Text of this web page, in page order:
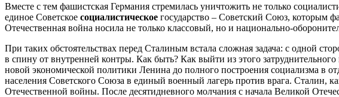
Вместе с тем фашистская Германия стремилась уничтожить не только
единое Советское социалистическое государство – Советский Союз, которым
Отечественная война носила не только классовый, но и национально-
При таких обстоятельствах перед Сталиным встала сложная задача: с одной
в спину от внутренней контры. Как быть? Как выйти из этого
новой экономической политики Ленина до полного построения социализма в
населения Советского Союза в единый военный лагерь против врага. Сталин,
Отечественной войны. После десятидневного молчания с начала Великой